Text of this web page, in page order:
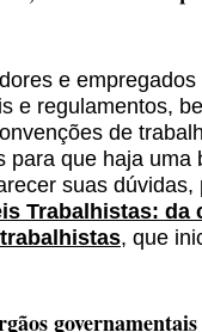
e
e regulamentos,
de
para que haja uma
suas dúvidas,
Trabalhistas: da
, que
governamentais